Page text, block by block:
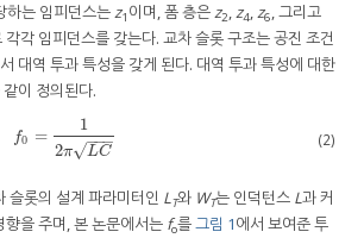
하는 임피던스는z1 이며, 폼 층은z2,z4,z6, 그리고
각각 임피던스를 갖는다. 교차 슬롯 구조는 공진 조건
대역 투과 특성을 갖게 된다. 대역 투과 특성에 대한
같이 정의된다.
f0 =
1
2π LC
−−
−
√
f0=12πLC (2)
슬롯의 설계 파라미터인 LT와 WT는 인덕턴스 L과 커
향을 주며, 본 논문에서는 fo를그림 1에서 보여준 투